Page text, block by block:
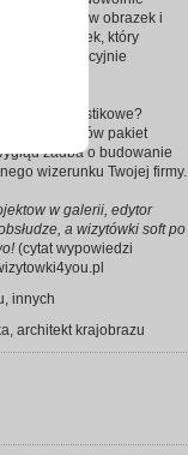
Kliknij w obrazek i
wizytówek, który
perfekcyjnie
soft lub plastikowe?
ofertą i zamów pakiet
zadba o budowanie
wizerunku Twojej firmy.
w galerii, edytor
a wizytówki soft po
(cytat wypowiedzi
innych
architekt krajobrazu